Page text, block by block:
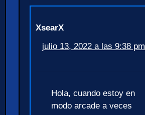
XsearX
julio 13, 2022 a las 9:38 pm
Hola, cuando estoy en
modo arcade a veces